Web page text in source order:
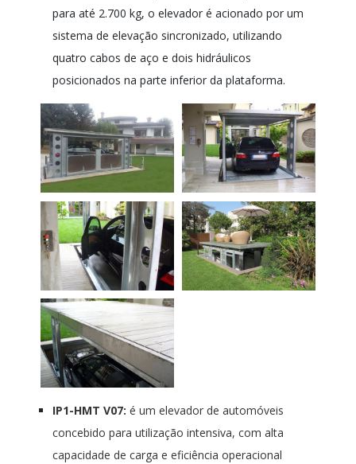
para até 2.700 kg, o elevador é acionado por um
sistema de elevação sincronizado, utilizando
quatro cabos de aço e dois hidráulicos
posicionados na parte inferior da plataforma.
IP1-HMT V07: é um elevador de automóveis
concebido para utilização intensiva, com alta
capacidade de carga e eficiência operacional